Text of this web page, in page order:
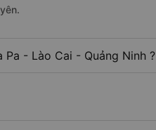
- Lào Cai - Quảng Ninh ?